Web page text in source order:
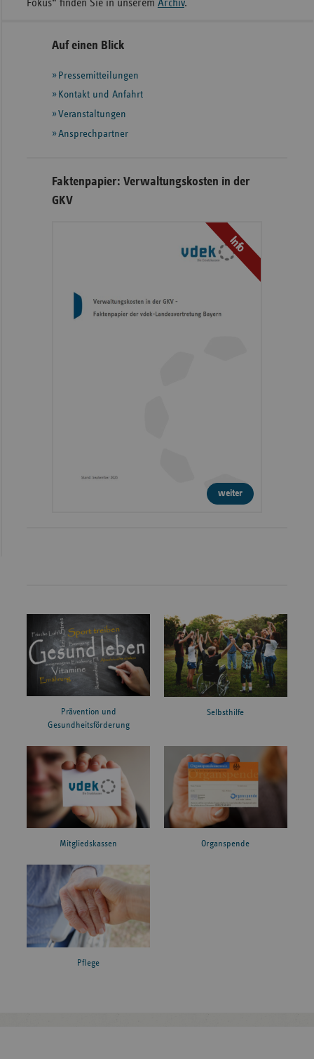
Fokus“ finden Sie in unserem Archiv.
Seitennavigation
Seitenleiste
weiteren
Informationen
Auf einen Blick
Pressemitteilungen
Kontakt und Anfahrt
Veranstaltungen
Ansprechpartner
Faktenpapier: Verwaltungskosten in der
GKV
Info
weiter
Prävention und
Gesundheitsförderung
Selbsthilfe
Mitgliedskassen Organspende
Pflege